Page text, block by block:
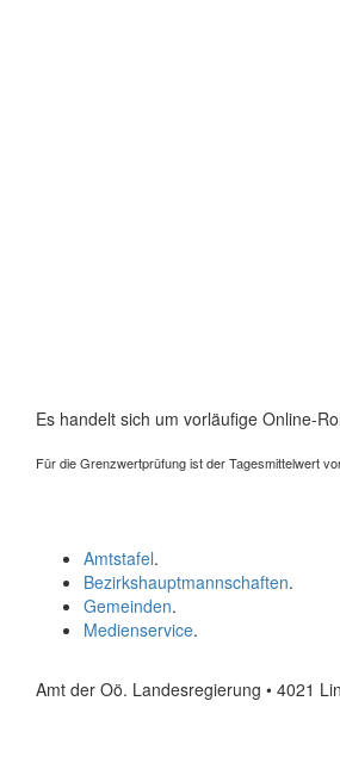
Es handelt sich um vorläufige Online-
Für die Grenzwertprüfung ist der Tagesmittelwert
Amtstafel.
Bezirkshauptmannschaften.
Gemeinden.
Medienservice.
Amt der Oö. Landesregierung • 4021